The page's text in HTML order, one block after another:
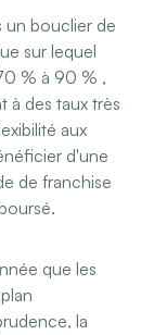
un bouclier de
sur lequel
% à 90 % ,
à des taux très
aux
d'une
de franchise
que les
la